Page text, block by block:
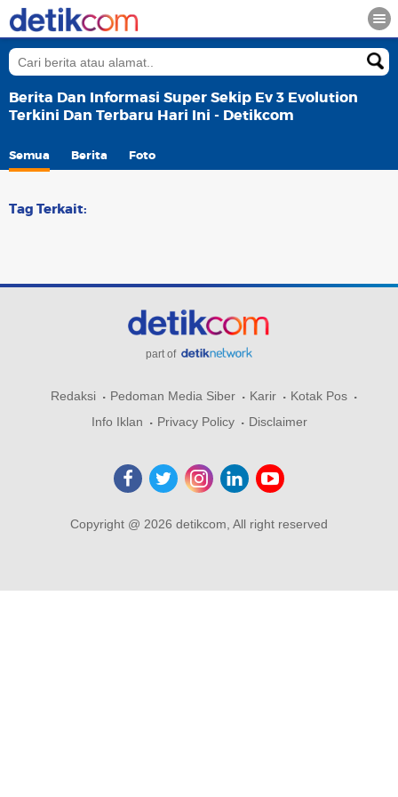
Berita Dan Informasi Super Sekip Ev 3 Evolution
Terkini Dan Terbaru Hari Ini - Detikcom
Semua Berita Foto
Tag Terkait:
part of
Redaksi Pedoman Media Siber Karir
Kotak Pos
Info Iklan
Privacy Policy Disclaimer
Copyright @ 2026 detikcom, All right reserved